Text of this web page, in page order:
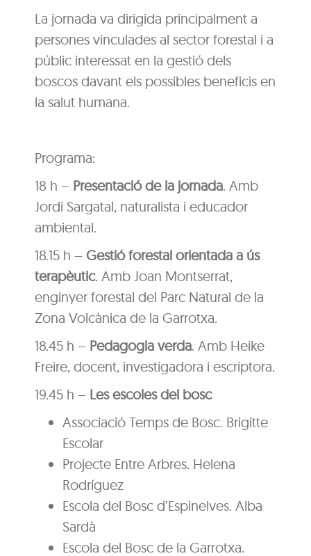
La jornada va dirigida principalment a
persones vinculades al sector forestal i a
públic interessat en la gestió dels
boscos davant els possibles beneficis en
la salut humana.
Programa:
18 h – Presentació de la jornada. Amb
Jordi Sargatal, naturalista i educador
ambiental.
18.15 h – Gestió forestal orientada a ús
terapèutic. Amb Joan Montserrat,
enginyer forestal del Parc Natural de la
Zona Volcànica de la Garrotxa.
18.45 h – Pedagogia verda. Amb Heike
Freire, docent, investigadora i escriptora.
19.45 h – Les escoles del bosc
Associació Temps de Bosc. Brigitte
Escolar
Projecte Entre Arbres. Helena
Rodríguez
Escola del Bosc d’Espinelves. Alba
Sardà
Escola del Bosc de la Garrotxa.